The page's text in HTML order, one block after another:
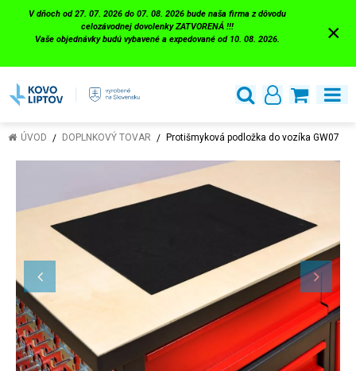
V dňoch od 27. 07. 2026 do 07. 08. 2026 bude naša firma z dôvodu
celozávodnej dovolenky ZATVORENÁ !!!
Vaše objednávky budú vybavené a expedované od 10. 08. 2026.
×
ÚVOD DOPLNKOVÝ TOVAR Protišmyková podložka do vozíka GW07